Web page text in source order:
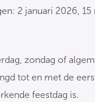
2 januari 2026,
zondag of
tot en met de
feestdag is.